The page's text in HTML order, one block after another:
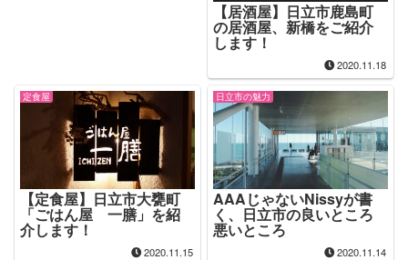
【居酒屋】日立市鹿島町
の居酒屋、新橋をご紹介
します！
2020.11.18
定食屋
【定食屋】日立市大甕町
「ごはん屋 一膳」を紹
介します！
2020.11.15
日立市の魅力
AAAじゃないNissyが書
く、日立市の良いところ
悪いところ
2020.11.14